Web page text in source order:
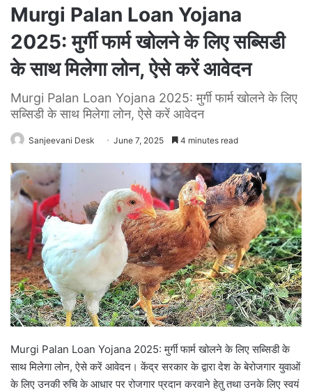
Murgi Palan Loan Yojana
2025: मुर्गी फार्म खोलने के लिए सब्सिडी
के साथ मिलेगा लोन, ऐसे करें आवेदन
Murgi Palan Loan Yojana 2025: मुर्गी फार्म खोलने के लिए
सब्सिडी के साथ मिलेगा लोन, ऐसे करें आवेदन
Sanjeevani Desk June 7, 2025 4 minutes read
Murgi Palan Loan Yojana 2025: मुर्गी फार्म खोलने के लिए सब्सिडी के
साथ मिलेगा लोन, ऐसे करें आवेदन। केंद्र सरकार के द्वारा देश के बेरोजगार युवाओं
के लिए उनकी रुचि के आधार पर रोजगार प्रदान करवाने हेतु तथा उनके लिए स्वयं